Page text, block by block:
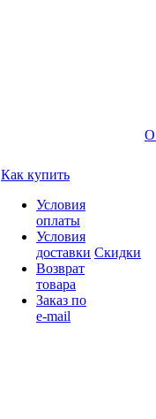
Как купить
Условия
оплаты
Условия
доставки
Возврат
товара
Заказ по
e-mail
Скидки
О